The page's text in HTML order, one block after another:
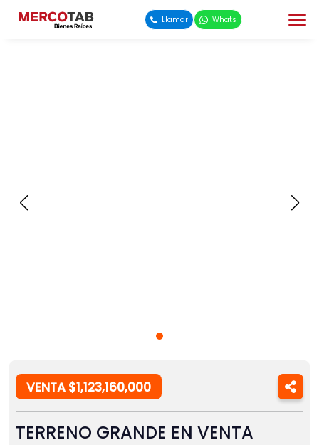
Llamar Whats
VENTA $1,123,160,000
TERRENO GRANDE EN VENTA